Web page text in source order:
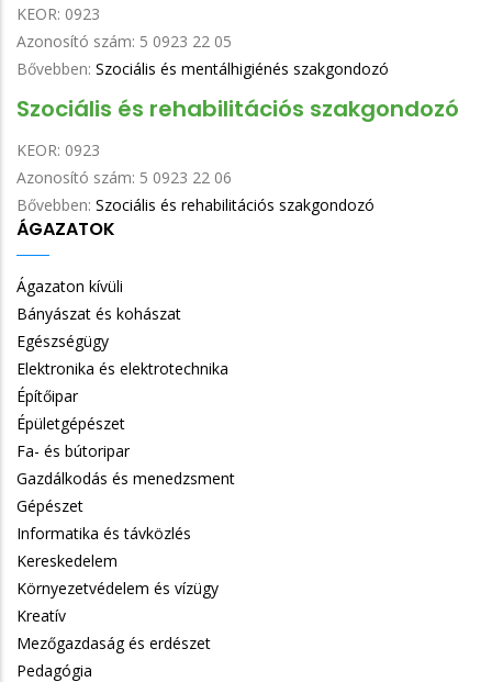
KEOR: 0923
Azonosító szám: 5 0923 22 05
Bővebben: Szociális és mentálhigiénés szakgondozó
Szociális és rehabilitációs szakgondozó
KEOR: 0923
Azonosító szám: 5 0923 22 06
Bővebben: Szociális és rehabilitációs szakgondozó
ÁGAZATOK
Ágazaton kívüli
Bányászat és kohászat
Egészségügy
Elektronika és elektrotechnika
Építőipar
Épületgépészet
Fa- és bútoripar
Gazdálkodás és menedzsment
Gépészet
Informatika és távközlés
Kereskedelem
Környezetvédelem és vízügy
Kreatív
Mezőgazdaság és erdészet
Pedagógia